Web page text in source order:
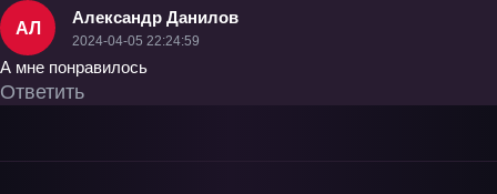
АЛ
Александр Данилов
2024-04-05 22:24:59
А мне понравилось
Ответить